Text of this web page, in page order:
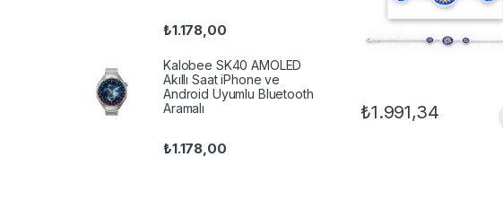
₺1.991,34
₺1.178,00
Kalobee SK40 AMOLED
Akıllı Saat iPhone ve
Android Uyumlu Bluetooth
Aramalı
₺1.178,00